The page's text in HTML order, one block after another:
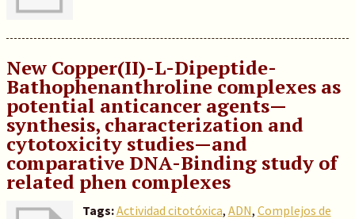
New Copper(II)-L-Dipeptide-
Bathophenanthroline complexes as
potential anticancer agents—
synthesis, characterization and
cytotoxicity studies—and
comparative DNA-Binding study of
related phen complexes
Tags:Actividad citotóxica, ADN, Complejos de